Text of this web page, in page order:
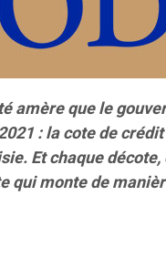
amère que le
: la cote de
Et chaque
monte de